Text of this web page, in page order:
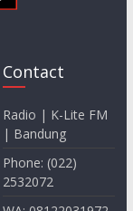
Contact
Radio | K-Lite FM
| Bandung
Phone: (022)
2532072